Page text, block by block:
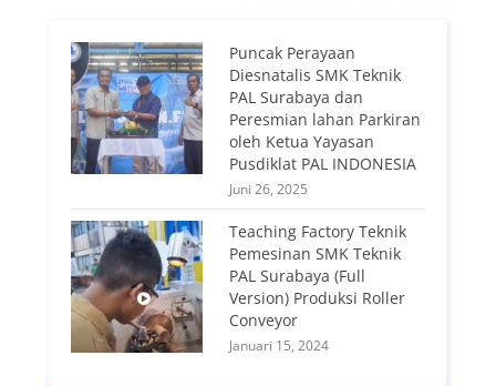
Puncak Perayaan
Diesnatalis SMK Teknik
PAL Surabaya dan
Peresmian lahan Parkiran
oleh Ketua Yayasan
Pusdiklat PAL INDONESIA
Juni 26, 2025
Teaching Factory Teknik
Pemesinan SMK Teknik
PAL Surabaya (Full
Version) Produksi Roller
Conveyor
Januari 15, 2024